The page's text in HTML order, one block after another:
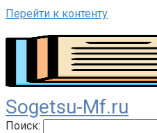
Перейти к контенту
Sogetsu-Mf.ru
Поиск: